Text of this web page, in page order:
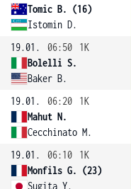
Tomic B. (16)
Istomin D.
19.01.
06:50
1K
Bolelli S.
Baker B.
19.01.
06:20
1K
Mahut N.
Cecchinato M.
19.01.
06:10
1K
Monfils G. (23)
Sugita Y.